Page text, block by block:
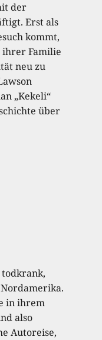
der
Erst als
kommt,
ihrer Familie
neu zu
„Kekeli“
über
todkrank,
in ihrem
also
Autoreise,